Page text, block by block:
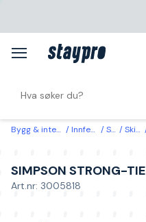
Bygg & interiør Innfesting Skrue Skiveskrue
SIMPSON STRONG-TIE
Art.nr: 3005818